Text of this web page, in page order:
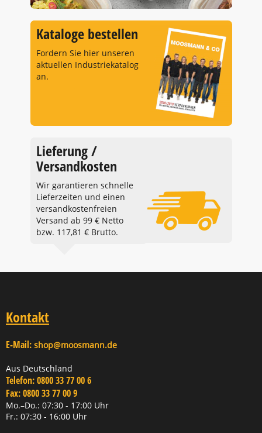
Kataloge bestellen
Fordern Sie hier unseren
aktuellen Industriekatalog
an.
Lieferung /
Versandkosten
Wir garantieren schnelle
Lieferzeiten und einen
versandkostenfreien
Versand ab 99 € Netto
bzw. 117,81 € Brutto.
Kontakt
E-Mail: shop@moosmann.de
Aus Deutschland
Telefon:0800 33 77 00 6
Fax:0800 33 77 00 9
Mo.–Do.: 07:30 - 17:00 Uhr
Fr.: 07:30 - 16:00 Uhr